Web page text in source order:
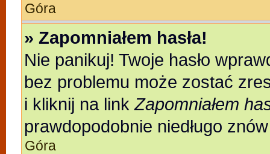
Góra
» Zapomniałem hasła!
Nie panikuj! Twoje hasło
bez problemu może zostać
i kliknij na linkZapomniałem
prawdopodobnie niedługo
Góra